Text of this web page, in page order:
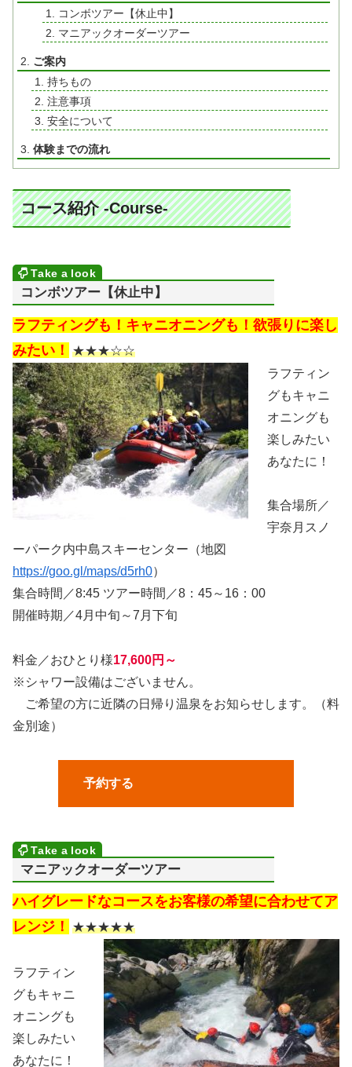
コンボツアー【休止中】
マニアックオーダーツアー
ご案内
持ちもの
注意事項
安全について
体験までの流れ
コース紹介 -Course-
コンボツアー【休止中】
ラフティングも！キャニオニングも！欲張りに楽し
みたい！
★★★☆☆
ラフティン
グもキャニ
オニングも
楽しみたい
あなたに！
集合場所／
宇奈月スノ
ーパーク内中島スキーセンター（地図
https://goo.gl/maps/d5rh0）
集合時間／8:45 ツアー時間／8：45～16：00
開催時期／4月中旬～7月下旬
料金／おひとり様17,600円～
※シャワー設備はございません。
ご希望の方に近隣の日帰り温泉をお知らせします。（料
金別途）
予約する
マニアックオーダーツアー
ハイグレードなコースをお客様の希望に合わせてア
レンジ！
★★★★★
ラフティン
グもキャニ
オニングも
楽しみたい
あなたに！